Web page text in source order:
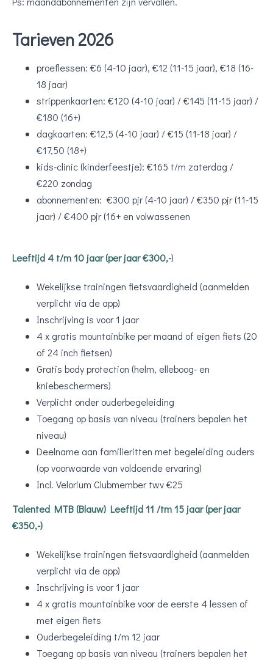
Tarieven 2026
proeflessen: €6 (4-10 jaar), €12 (11-15 jaar), €18 (16-
18 jaar)
strippenkaarten: €120 (4-10 jaar) / €145 (11-15 jaar) /
€180 (16+)
dagkaarten: €12,5 (4-10 jaar) / €15 (11-18 jaar) /
€17,50 (18+)
kids-clinic (kinderfeestje): €165 t/m zaterdag /
€220 zondag
abonnementen: €300 pjr (4-10 jaar) / €350 pjr (11-15
jaar) / €400 pjr (16+ en volwassenen
Leeftijd 4 t/m 10 jaar (per jaar €300,-)
Wekelijkse trainingen fietsvaardigheid (aanmelden
verplicht via de app)
Inschrijving is voor 1 jaar
4 x gratis mountainbike per maand of eigen fiets (20
of 24 inch fietsen)
Gratis body protection (helm, elleboog- en
kniebeschermers)
Verplicht onder ouderbegeleiding
Toegang op basis van niveau (trainers bepalen het
niveau)
Deelname aan familieritten met begeleiding ouders
(op voorwaarde van voldoende ervaring)
Incl. Velorium Clubmember twv €25
Talented MTB (Blauw) Leeftijd 11 /tm 15 jaar (per jaar
€350,-)
Wekelijkse trainingen fietsvaardigheid (aanmelden
verplicht via de app)
Inschrijving is voor 1 jaar
4 x gratis mountainbike voor de eerste 4 lessen of
met eigen fiets
Ouderbegeleiding t/m 12 jaar
Toegang op basis van niveau (trainers bepalen het